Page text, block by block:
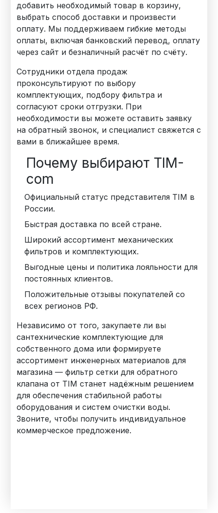
добавить необходимый товар в корзину,
выбрать способ доставки и произвести
оплату. Мы поддерживаем гибкие методы
оплаты, включая банковский перевод, оплату
через сайт и безналичный расчёт по счёту.
Сотрудники отдела продаж
проконсультируют по выбору
комплектующих, подбору фильтра и
согласуют сроки отгрузки. При
необходимости вы можете оставить заявку
на обратный звонок, и специалист свяжется с
вами в ближайшее время.
Почему выбирают TIM-
com
Официальный статус представителя TIM в
России.
Быстрая доставка по всей стране.
Широкий ассортимент механических
фильтров и комплектующих.
Выгодные цены и политика лояльности для
постоянных клиентов.
Положительные отзывы покупателей со
всех регионов РФ.
Независимо от того, закупаете ли вы
сантехнические комплектующие для
собственного дома или формируете
ассортимент инженерных материалов для
магазина — фильтр сетки для обратного
клапана от TIM станет надёжным решением
для обеспечения стабильной работы
оборудования и систем очистки воды.
Звоните, чтобы получить индивидуальное
коммерческое предложение.